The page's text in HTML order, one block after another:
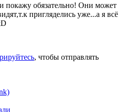
покажу обязательно! Они может
пригляделись уже...а я всё
, чтобы отправлять